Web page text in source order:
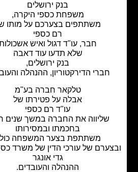
בנק ירושלים
משפחת כספי היקרה,
משתתפים בצערכם על מותו של
רם כספי
חבר, עו"ד דגול ואיש אשכולות
שלא תדעו עוד דאבה
בנק ירושלים,
חברי הדירקטוריון, ההנהלה והעובדים.
טלקאר חברה בע"מ
אבלה על פטירתו של
עו"ד רם כספי
שליווה את החברה במשך שנים רבות
בחכמתו ובמסירותו
משתתפת בצער המשפחה כולה
של עורכי הדין של משרד כספי ושות'
גדי אונגר
ההנהלה והעובדים.